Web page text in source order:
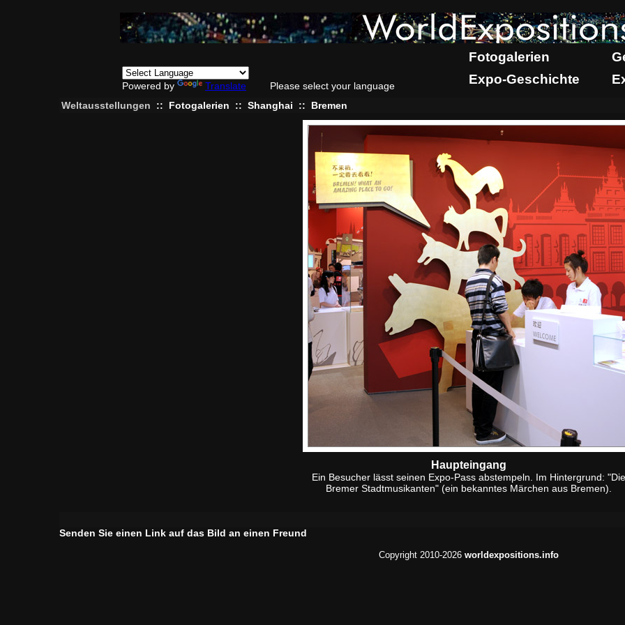
Powered by Translate Please select your language
Fotogalerien
Expo-Geschichte
Weltausstellungen :: Fotogalerien :: Shanghai :: Bremen
Haupteingang
Ein Besucher lässt seinen Expo-Pass abstempeln. Im Hintergrund: "Die
Bremer Stadtmusikanten" (ein bekanntes Märchen aus Bremen).
Senden Sie einen Link auf das Bild an einen Freund
Copyright 2010-2026 worldexpositions.info